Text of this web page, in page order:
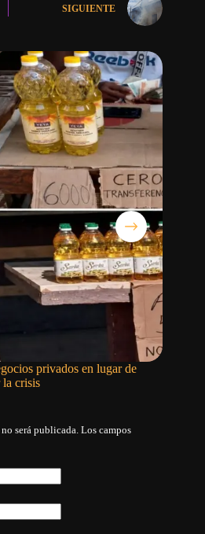
SIGUIENTE
privados en lugar de
la crisis
será publicada. Los campos